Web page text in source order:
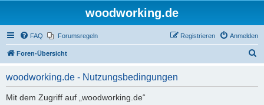
woodworking.de
FAQ Forumsregeln Anmelden
Registrieren
Foren-Übersicht
woodworking.de - Nutzungsbedingungen
Mit dem Zugriff auf „woodworking.de“